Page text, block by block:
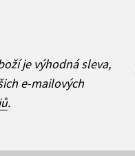
je výhodná sleva,
e-mailových
.